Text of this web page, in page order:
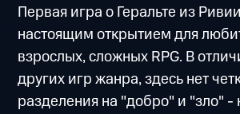
Первая игра о Геральте из
настоящим открытием для
взрослых, сложных RPG. В
других игр жанра, здесь нет
разделения на "добро" и "зло" -